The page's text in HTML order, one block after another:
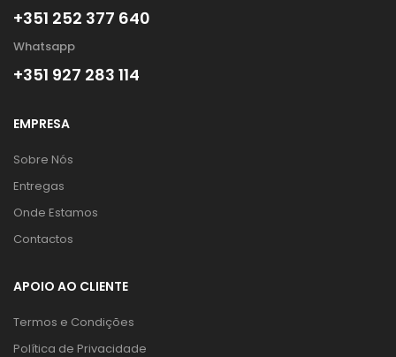
+351 252 377 640
Whatsapp
+351 927 283 114
EMPRESA
Sobre Nós
Entregas
Onde Estamos
Contactos
APOIO AO CLIENTE
Termos e Condições
Política de Privacidade